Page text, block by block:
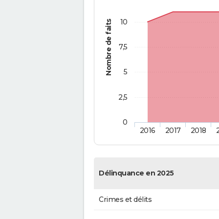
Nombre de faits
2016 2017 2018
0
2,5
5
7,5
10
Délinquance en 2025
Crimes et délits